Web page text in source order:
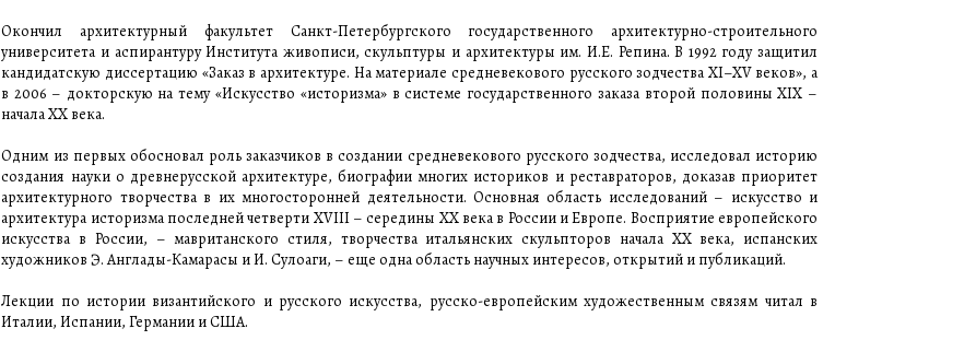
Окончил архитектурный факультет Санкт-Петербургского государственного архитектурно-строительного
университета и аспирантуру Института живописи, скульптуры и архитектуры им. И.Е. Репина. В 1992 году защитил
кандидатскую диссертацию «Заказ в архитектуре. На материале средневекового русского зодчества XI–XV веков», а
в 2006 – докторскую на тему «Искусство «историзма» в системе государственного заказа второй половины XIX –
начала ХХ века.
Одним из первых обосновал роль заказчиков в создании средневекового русского зодчества, исследовал историю
создания науки о древнерусской архитектуре, биографии многих историков и реставраторов, доказав приоритет
архитектурного творчества в их многосторонней деятельности. Основная область исследований – искусство и
архитектура историзма последней четверти XVIII – середины ХХ века в России и Европе. Восприятие европейского
искусства в России, – мавританского стиля, творчества итальянских скульпторов начала ХХ века, испанских
художников Э. Англады-Камарасы и И. Сулоаги, – еще одна область научных интересов, открытий и публикаций.
Лекции по истории византийского и русского искусства, русско-европейским художественным связям читал в
Италии, Испании, Германии и США.